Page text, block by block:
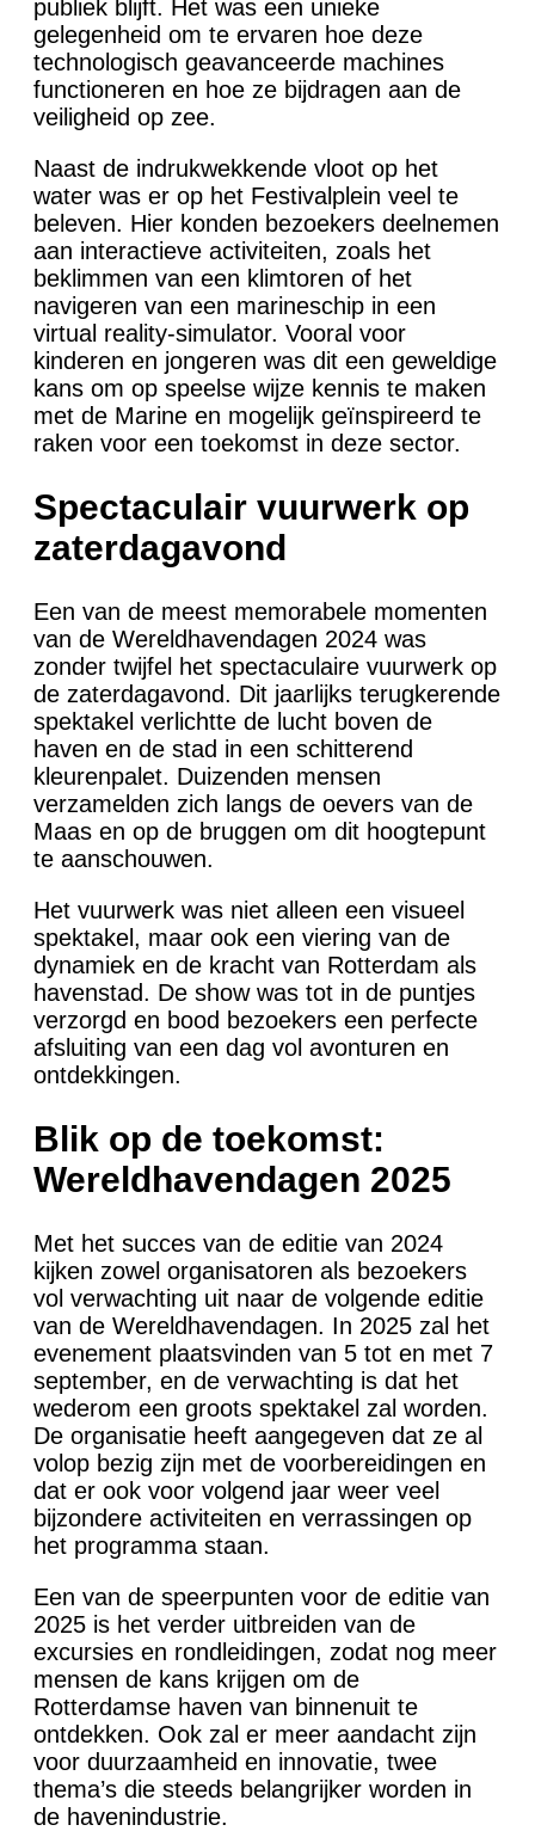
publiek blijft. Het was een unieke
gelegenheid om te ervaren hoe deze
technologisch geavanceerde machines
functioneren en hoe ze bijdragen aan de
veiligheid op zee.
Naast de indrukwekkende vloot op het
water was er op het Festivalplein veel te
beleven. Hier konden bezoekers deelnemen
aan interactieve activiteiten, zoals het
beklimmen van een klimtoren of het
navigeren van een marineschip in een
virtual reality-simulator. Vooral voor
kinderen en jongeren was dit een geweldige
kans om op speelse wijze kennis te maken
met de Marine en mogelijk geïnspireerd te
raken voor een toekomst in deze sector.
Spectaculair vuurwerk op
zaterdagavond
Een van de meest memorabele momenten
van de Wereldhavendagen 2024 was
zonder twijfel het spectaculaire vuurwerk op
de zaterdagavond. Dit jaarlijks terugkerende
spektakel verlichtte de lucht boven de
haven en de stad in een schitterend
kleurenpalet. Duizenden mensen
verzamelden zich langs de oevers van de
Maas en op de bruggen om dit hoogtepunt
te aanschouwen.
Het vuurwerk was niet alleen een visueel
spektakel, maar ook een viering van de
dynamiek en de kracht van Rotterdam als
havenstad. De show was tot in de puntjes
verzorgd en bood bezoekers een perfecte
afsluiting van een dag vol avonturen en
ontdekkingen.
Blik op de toekomst:
Wereldhavendagen 2025
Met het succes van de editie van 2024
kijken zowel organisatoren als bezoekers
vol verwachting uit naar de volgende editie
van de Wereldhavendagen. In 2025 zal het
evenement plaatsvinden van 5 tot en met 7
september, en de verwachting is dat het
wederom een groots spektakel zal worden.
De organisatie heeft aangegeven dat ze al
volop bezig zijn met de voorbereidingen en
dat er ook voor volgend jaar weer veel
bijzondere activiteiten en verrassingen op
het programma staan.
Een van de speerpunten voor de editie van
2025 is het verder uitbreiden van de
excursies en rondleidingen, zodat nog meer
mensen de kans krijgen om de
Rotterdamse haven van binnenuit te
ontdekken. Ook zal er meer aandacht zijn
voor duurzaamheid en innovatie, twee
thema’s die steeds belangrijker worden in
de havenindustrie.